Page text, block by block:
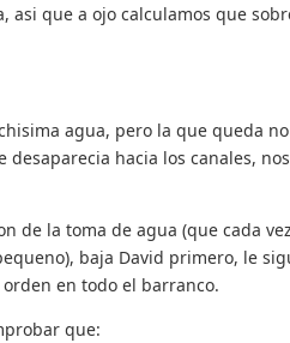
asi que a ojo calculamos que
agua, pero la que queda
hacia los canales,
de la toma de agua (que cada
baja David primero, le
en todo el barranco.
que: